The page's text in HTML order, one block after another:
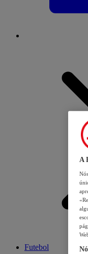
Futebol
A